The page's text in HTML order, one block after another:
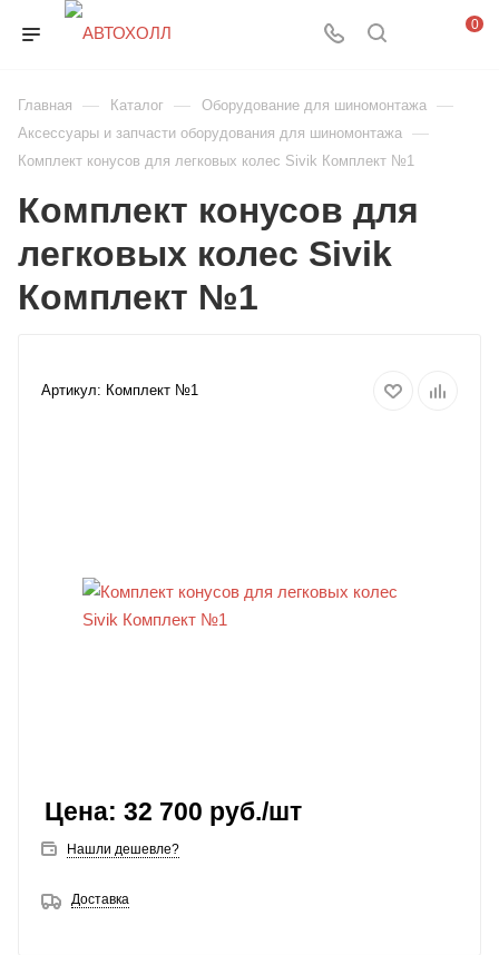
0
Главная — Каталог — Оборудование для шиномонтажа —
Аксессуары и запчасти оборудования для шиномонтажа —
Комплект конусов для легковых колес Sivik Комплект №1
Комплект конусов для
легковых колес Sivik
Комплект №1
Артикул: Комплект №1
32 700 руб./шт
Нашли дешевле?
Доставка